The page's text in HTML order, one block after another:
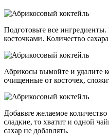
Подготовьте все ингредиенты.
косточками. Количество
Абрикосы вымойте и удалите
очищенные от косточек,
Добавьте желаемое
сладкие, то хватит и одной
сахар не добавлять.